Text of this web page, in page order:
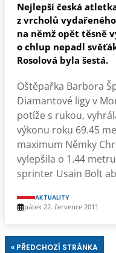
Nejlepší česká
z vrcholů
na němž opět těsně
o chlup nepadl
Rosolová byla šestá.
Oštěpařka Barbora
Diamantové ligy v
potíže s rukou,
výkonu roku 69.45
maximum Němky
vylepšila o 1.44
sprinter Usain Bolt
AKTUALITY
pátek 22. července 2011
« PŘEDCHOZÍ STRÁNKA